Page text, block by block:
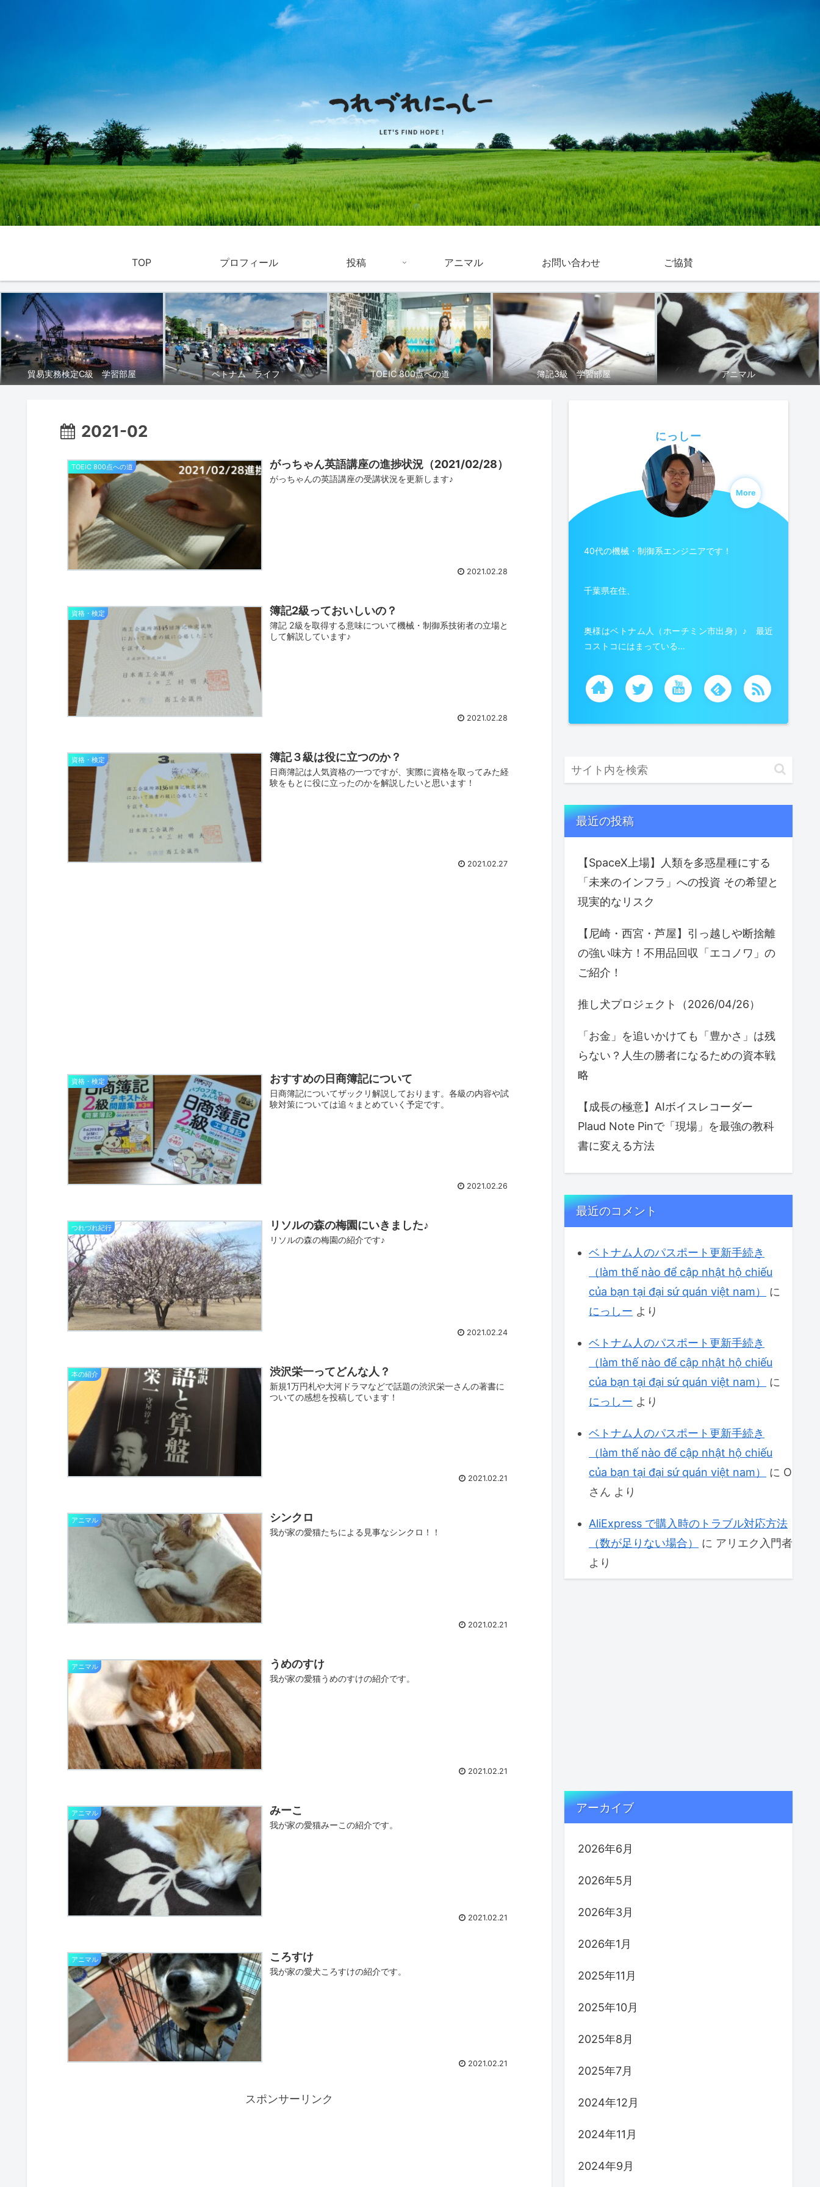
TOP プロフィール 投稿 アニマル お問い合わせ ご協賛
貿易実務検定C級 学習部屋 ベトナム ライフ TOEIC 800点への道 簿記3級 学習部屋 アニマル
2021-02
TOEIC 800点への道 がっちゃん英語講座の進捗状況（2021/02/28）
がっちゃんの英語講座の受講状況を更新します♪
2021.02.28
資格・検定 簿記2級っておいしいの？
簿記 2級を取得する意味について機械・制御系技術者の立場と
して解説しています♪
2021.02.28
資格・検定 簿記３級は役に立つのか？
日商簿記は人気資格の一つですが、実際に資格を取ってみた経
験をもとに役に立ったのかを解説したいと思います！
2021.02.27
資格・検定 おすすめの日商簿記について
日商簿記についてザックリ解説しております。各級の内容や試
験対策については追々まとめていく予定です。
2021.02.26
つれづれ紀行 リソルの森の梅園にいきました♪
リソルの森の梅園の紹介です♪
2021.02.24
本の紹介 渋沢栄一ってどんな人？
新規1万円札や大河ドラマなどで話題の渋沢栄一さんの著書に
ついての感想を投稿しています！
2021.02.21
アニマル シンクロ
我が家の愛猫たちによる見事なシンクロ！！
2021.02.21
アニマル うめのすけ
我が家の愛猫うめのすけの紹介です。
2021.02.21
アニマル みーこ
我が家の愛猫みーこの紹介です。
2021.02.21
アニマル ころすけ
我が家の愛犬ころすけの紹介です。
2021.02.21
スポンサーリンク
にっしー
40代の機械・制御系エンジニアです！
千葉県在住、
奥様はベトナム人（ホーチミン市出身）♪ 最近
コストコにはまっている…
More
最近の投稿
【SpaceX上場】人類を多惑星種にする
「未来のインフラ」への投資 その希望と
現実的なリスク
【尼崎・西宮・芦屋】引っ越しや断捨離
の強い味方！不用品回収「エコノワ」の
ご紹介！
推し犬プロジェクト（2026/04/26）
「お金」を追いかけても「豊かさ」は残
らない？人生の勝者になるための資本戦
略
【成長の極意】AIボイスレコーダー
Plaud Note Pinで「現場」を最強の教科
書に変える方法
最近のコメント
ベトナム人のパスポート更新手続き
（làm thế nào để cập nhật hộ chiếu
của bạn tại đại sứ quán việt nam）
に
にっしー より
ベトナム人のパスポート更新手続き
（làm thế nào để cập nhật hộ chiếu
của bạn tại đại sứ quán việt nam）
に
にっしー より
ベトナム人のパスポート更新手続き
（làm thế nào để cập nhật hộ chiếu
của bạn tại đại sứ quán việt nam）
に O
さん より
AliExpress で購入時のトラブル対応方法
（数が足りない場合）
に アリエク入門者
より
アーカイブ
2026年6月
2026年5月
2026年3月
2026年1月
2025年11月
2025年10月
2025年8月
2025年7月
2024年12月
2024年11月
2024年9月